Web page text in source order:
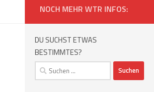
NOCH MEHR WTR INFOS:
DU SUCHST ETWAS
BESTIMMTES?
Suchen
nach: